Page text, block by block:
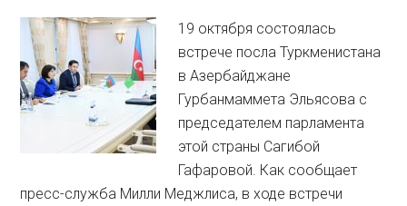
19 октября состоялась
встрече посла Туркменистана
в Азербайджане
Гурбанмаммета Эльясова с
председателем парламента
этой страны Сагибой
Гафаровой. Как сообщает
пресс-служба Милли Меджлиса, в ходе встречи